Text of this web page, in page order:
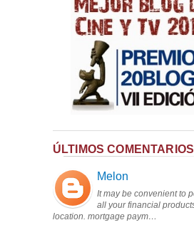
ÚLTIMOS COMENTARIOS
Melon
It may be convenient to
all your financial
location. mortgage paym…